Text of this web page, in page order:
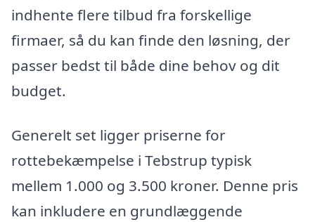
indhente flere tilbud fra forskellige
firmaer, så du kan finde den løsning, der
passer bedst til både dine behov og dit
budget.
Generelt set ligger priserne for
rottebekæmpelse i Tebstrup typisk
mellem 1.000 og 3.500 kroner. Denne pris
kan inkludere en grundlæggende